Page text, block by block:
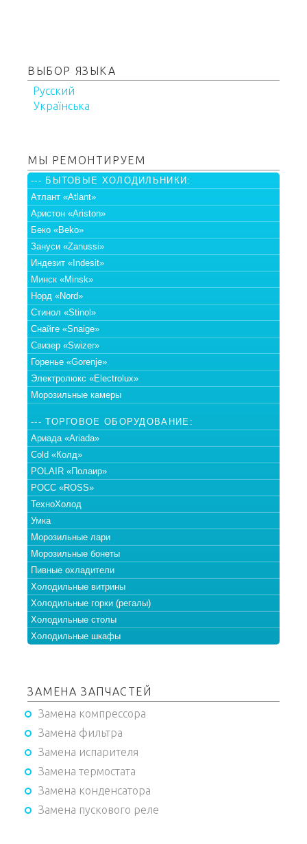
ВЫБОР ЯЗЫКА
Русский
Українська
МЫ РЕМОНТИРУЕМ
--- БЫТОВЫЕ ХОЛОДИЛЬНИКИ:
Атлант «Atlant»
Аристон «Ariston»
Беко «Beko»
Зануси «Zanussi»
Индезит «Indesit»
Минск «Minsk»
Норд «Nord»
Стинол «Stinol»
Снайге «Snaige»
Свизер «Swizer»
Горенье «Gorenje»
Электролюкс «Electrolux»
Морозильные камеры
--- ТОРГОВОЕ ОБОРУДОВАНИЕ:
Ариада «Ariada»
Cold «Колд»
POLAIR «Полаир»
РОСС «ROSS»
ТехноХолод
Умка
Морозильные лари
Морозильные бонеты
Пивные охладители
Холодильные витрины
Холодильные горки (регалы)
Холодильные столы
Холодильные шкафы
ЗАМЕНА ЗАПЧАСТЕЙ
Замена компрессора
Замена фильтра
Замена испарителя
Замена термостата
Замена конденсатора
Замена пускового реле